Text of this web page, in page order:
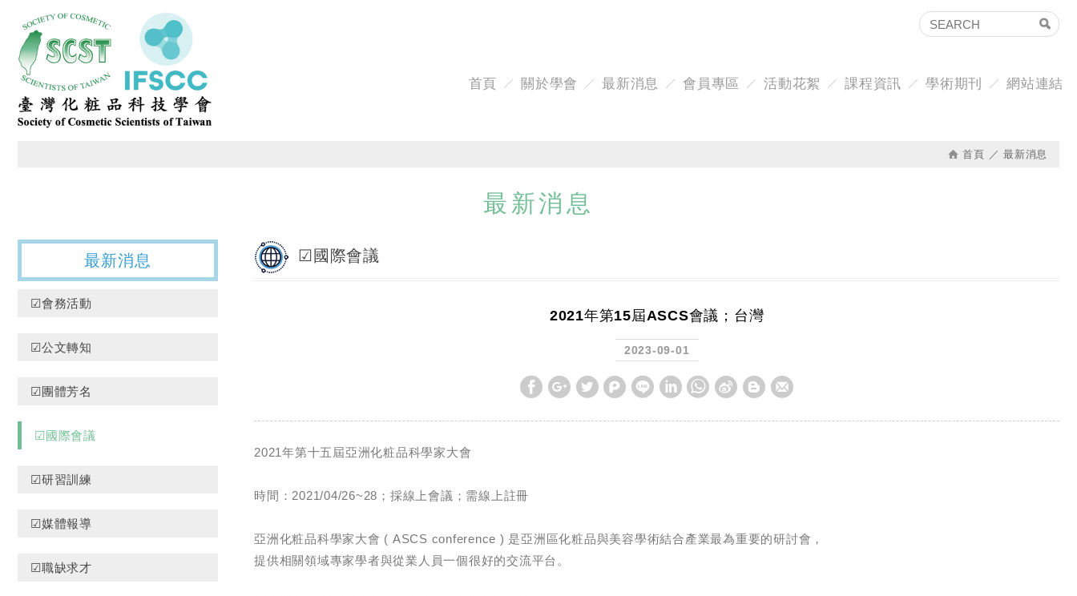
首頁 關於學會 最新消息 會員專區 活動花絮 課程資訊 學術期刊 網站連結
首頁 最新消息
最新消息
最新消息
☑會務活動
☑公文轉知
☑團體芳名
☑國際會議
☑研習訓練
☑媒體報導
☑職缺求才
☑國際會議
2021年第15屆ASCS會議；台灣
2023-09-01
2021年第十五屆亞洲化粧品科學家大會
時間：2021/04/26~28；採線上會議；需線上註冊
亞洲化粧品科學家大會 ( ASCS conference ) 是亞洲區化粧品與美容學術結合產業最為重要的研討會，
提供相關領域專家學者與從業人員一個很好的交流平台。